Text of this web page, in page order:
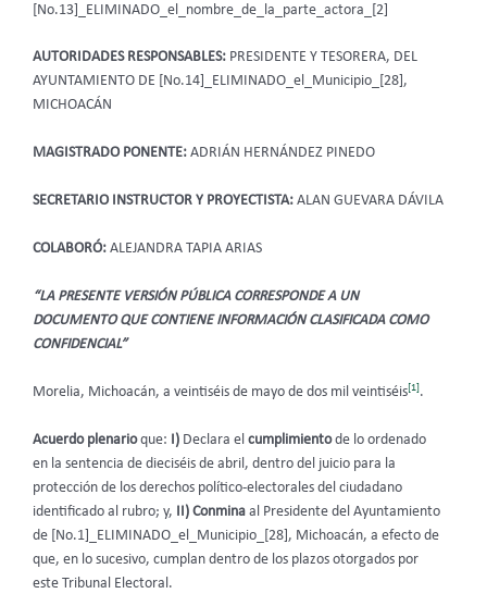
[No.13]_ELIMINADO_el_nombre_de_la_parte_actora_[2]
AUTORIDADES RESPONSABLES: PRESIDENTE Y TESORERA, DEL
AYUNTAMIENTO DE [No.14]_ELIMINADO_el_Municipio_[28],
MICHOACÁN
MAGISTRADO PONENTE: ADRIÁN HERNÁNDEZ PINEDO
SECRETARIO INSTRUCTOR Y PROYECTISTA: ALAN GUEVARA DÁVILA
COLABORÓ: ALEJANDRA TAPIA ARIAS
“LA PRESENTE VERSIÓN PÚBLICA CORRESPONDE A UN
DOCUMENTO QUE CONTIENE INFORMACIÓN CLASIFICADA COMO
CONFIDENCIAL”
Morelia, Michoacán, a veintiséis de mayo de dos mil veintiséis[1].
Acuerdo plenarioque: I) Declara el cumplimientode lo ordenado
en la sentencia de dieciséis de abril, dentro del juicio para la
protección de los derechos político-electorales del ciudadano
identificado al rubro; y,
II) Conmina al Presidente del Ayuntamiento
de [No.1]_ELIMINADO_el_Municipio_[28], Michoacán, a efecto de
que, en lo sucesivo, cumplan dentro de los plazos otorgados por
este Tribunal Electoral.